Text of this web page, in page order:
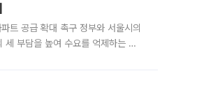
트 공급 확대 촉구 정부와 서울시의
세 부담을 높여 수요를 억제하는 카